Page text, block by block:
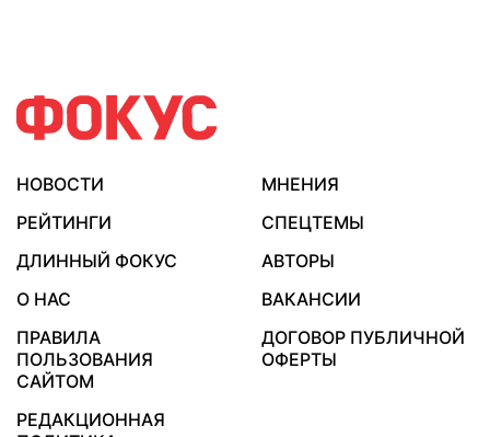
НОВОСТИ
МНЕНИЯ
РЕЙТИНГИ
СПЕЦТЕМЫ
ДЛИННЫЙ ФОКУС
АВТОРЫ
О НАС
ВАКАНСИИ
ПРАВИЛА
ПОЛЬЗОВАНИЯ
САЙТОМ
ДОГОВОР ПУБЛИЧНОЙ
ОФЕРТЫ
РЕДАКЦИОННАЯ